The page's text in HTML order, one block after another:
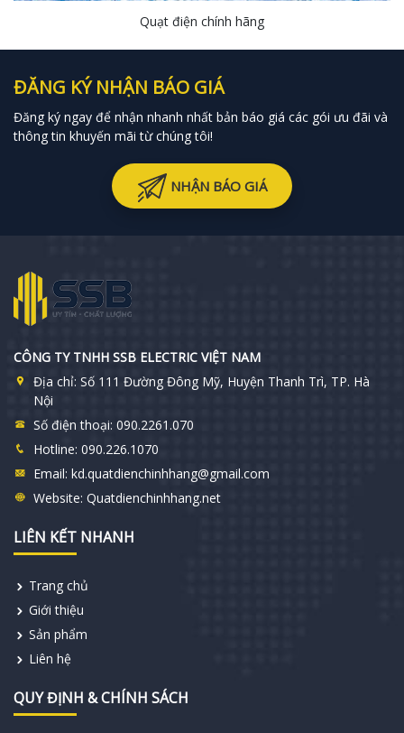
Quạt điện chính hãng
ĐĂNG KÝ NHẬN BÁO GIÁ
Đăng ký ngay để nhận nhanh nhất bản báo giá các gói ưu đãi và
thông tin khuyến mãi từ chúng tôi!
NHẬN BÁO GIÁ
CÔNG TY TNHH SSB ELECTRIC VIỆT NAM
Địa chỉ: Số 111 Đường Đông Mỹ, Huyện Thanh Trì, TP. Hà
Nội
Số điện thoại: 090.2261.070
Hotline: 090.226.1070
Email: kd.quatdienchinhhang@gmail.com
Website: Quatdienchinhhang.net
LIÊN KẾT NHANH
Trang chủ
Giới thiệu
Sản phẩm
Liên hệ
QUY ĐỊNH & CHÍNH SÁCH